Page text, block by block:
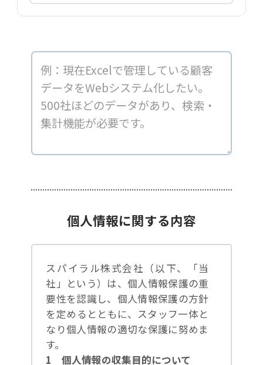
個人情報に関する内容
スパイラル株式会社（以下、「当
社」という）は、個人情報保護の重
要性を認識し、個人情報保護の方針
を定めるとともに、スタッフ一体と
なり個人情報の適切な保護に努めま
す。
1 個人情報の収集目的について